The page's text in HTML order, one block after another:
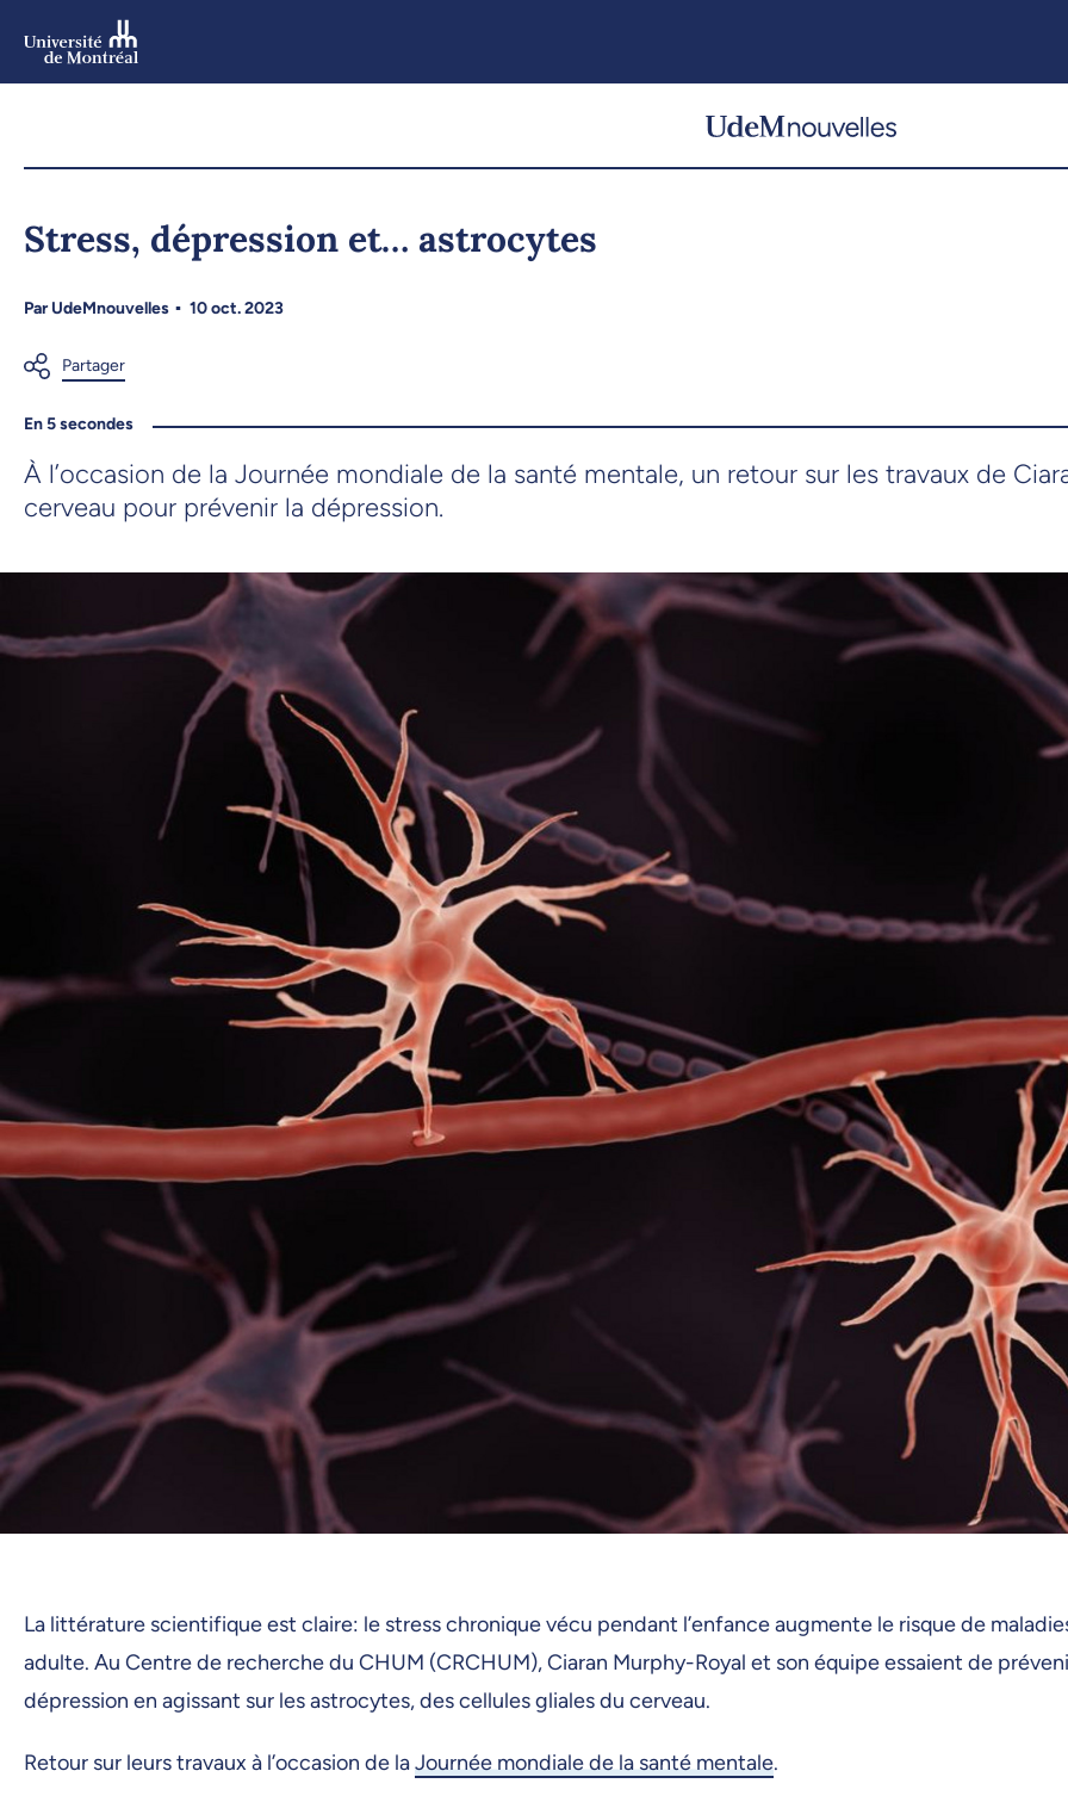
Stress, dépression et… astrocytes
ParUdeMnouvelles 10 oct. 2023
En 5 secondes
À l’occasion de la Journée mondiale de la santé mentale, un retour sur les travaux de
cerveau pour prévenir la dépression.
La littérature scientifique est claire: le stress chronique vécu pendant l’enfance augmente le risque de
adulte. Au Centre de recherche du CHUM (CRCHUM), Ciaran Murphy-Royal et son équipe essaient de
dépression en agissant sur les astrocytes, des cellules gliales du cerveau.
Retour sur leurs travaux à l’occasion de laJournée mondiale de la santé mentale.